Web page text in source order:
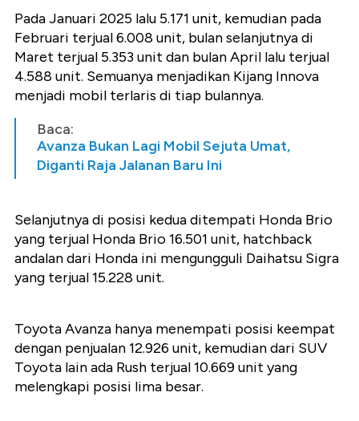
Pada Januari 2025 lalu 5.171 unit, kemudian pada
Februari terjual 6.008 unit, bulan selanjutnya di
Maret terjual 5.353 unit dan bulan April lalu terjual
4.588 unit. Semuanya menjadikan Kijang Innova
menjadi mobil terlaris di tiap bulannya.
Baca:
Avanza Bukan Lagi Mobil Sejuta Umat,
Diganti Raja Jalanan Baru Ini
Selanjutnya di posisi kedua ditempati Honda Brio
yang terjual Honda Brio 16.501 unit, hatchback
andalan dari Honda ini mengungguli Daihatsu Sigra
yang terjual 15.228 unit.
Toyota Avanza hanya menempati posisi keempat
dengan penjualan 12.926 unit, kemudian dari SUV
Toyota lain ada Rush terjual 10.669 unit yang
melengkapi posisi lima besar.